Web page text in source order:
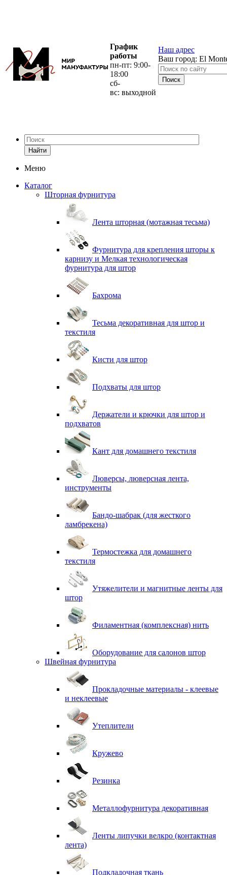
График
работы
пн-пт: 9:00-
18:00
сб-
вс: выходной
Наш адрес
Ваш город: El
Найти
Меню
Каталог
Шторная фурнитура
Лента шторная (мотажная тесьма)
Фурнитура для крепления шторы к
карнизу и Мелкая технологическая
фурнитура для штор
Бахрома
Тесьма декоративная для штор и
текстиля
Кисти для штор
Подхваты для штор
Держатели и крючки для штор и
подхватов
Кант для домашнего текстиля
Люверсы, люверсная лента,
инструменты
Бандо-шабрак (для жесткого
ламбрекена)
Термостежка для домашнего
текстиля
Утяжелители и магнитные ленты для
штор
Филаментная (комплексная) нить
Оборудование для салонов штор
Швейная фурнитура
Прокладочные материалы - клеевые
и неклеевые
Утеплители
Кружево
Резинка
Металлофурнитура декоративная
Ленты липучки велкро (контактная
лента)
Подкладочная ткань